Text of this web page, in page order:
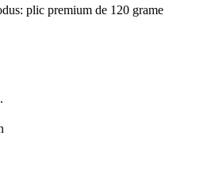
plic premium de 120 grame